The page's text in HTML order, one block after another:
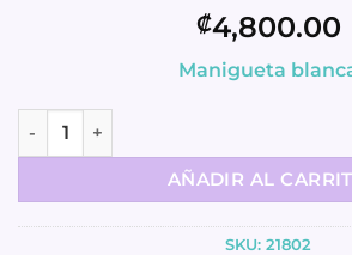
₡4,800.00
Manigueta
Organizador Portátil - Craft Caddy
AÑADIR AL
SKU: 21802